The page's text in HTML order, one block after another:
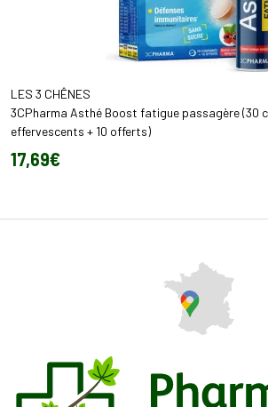
LES 3 CHÊNES
3CPharma Asthé Boost fatigue passagère (30
effervescents + 10 offerts)
17,69€